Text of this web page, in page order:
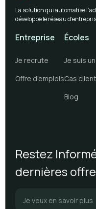
Restez
dernières
La solution qui automatise
développe le réseau
Entreprise
Je recrute
Offre d’emplois
Écoles
Je suis
Cas
Blog